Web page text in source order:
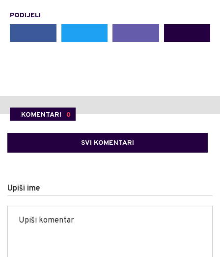
PODIJELI
KOMENTARI 0
SVI KOMENTARI
Upiši ime